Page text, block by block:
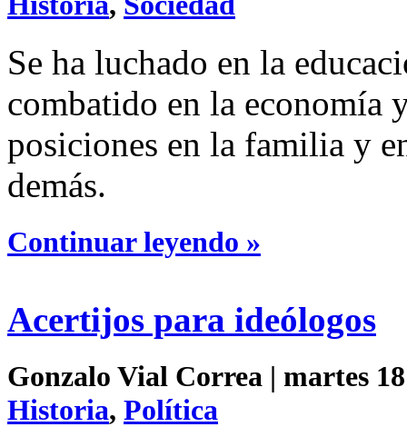
Se ha luchado en la
combatido en la economía
posiciones en la familia y
demás.
Continuar leyendo »
Acertijos para ideólogos
Gonzalo Vial Correa | martes
Historia, Política